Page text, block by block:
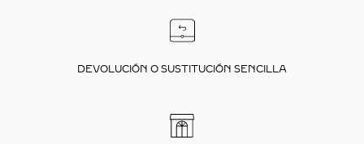
DEVOLUCIÓN O SUSTITUCIÓN SENCILLA